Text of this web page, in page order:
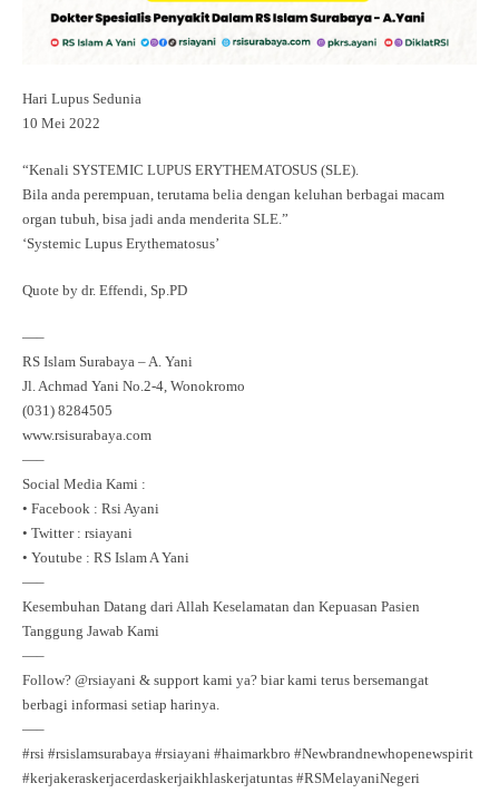
Hari Lupus Sedunia
10 Mei 2022
“Kenali SYSTEMIC LUPUS ERYTHEMATOSUS (SLE).
Bila anda perempuan, terutama belia dengan keluhan berbagai macam
organ tubuh, bisa jadi anda menderita SLE.”
‘Systemic Lupus Erythematosus’
Quote by dr. Effendi, Sp.PD
—–
RS Islam Surabaya – A. Yani⁣⁣⁣
Jl. Achmad Yani No.2-4, Wonokromo⁣⁣⁣
(031) 8284505⁣⁣⁣
www.rsisurabaya.com⁣⁣⁣
—–
Social Media Kami :⁣⁣⁣
• Facebook : Rsi Ayani⁣⁣⁣
• Twitter : rsiayani⁣⁣⁣
• Youtube : RS Islam A Yani⁣⁣⁣
—–
Kesembuhan Datang dari Allah Keselamatan dan Kepuasan Pasien
Tanggung Jawab Kami ⁣
—–
Follow? @rsiayani & support kami ya? biar kami terus bersemangat
berbagi informasi setiap harinya.⁣⁣⁣
—–
#rsi #rsislamsurabaya #rsiayani #haimarkbro #Newbrandnewhopenewspirit
#kerjakeraskerjacerdaskerjaikhlaskerjatuntas #RSMelayaniNegeri